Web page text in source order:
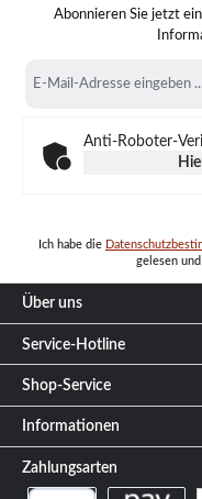
Abonnieren Sie jetzt
Mail-
Anti-Roboter-
Ich habe die
gelesen
Über uns
Service-Hotline
Shop-Service
Informationen
Zahlungsarten